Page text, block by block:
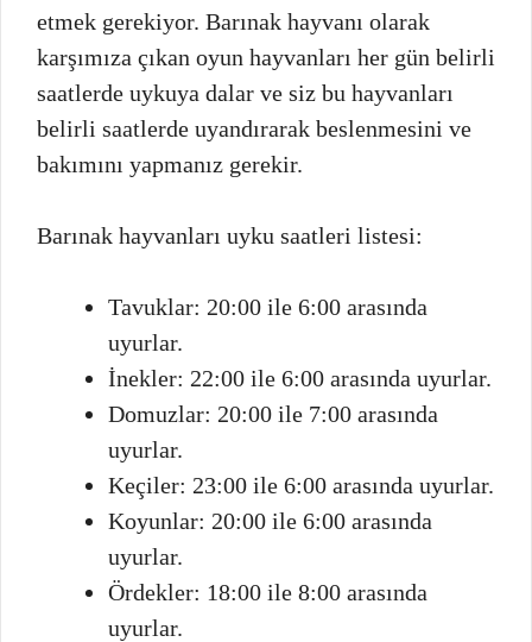
etmek gerekiyor. Barınak hayvanı olarak
karşımıza çıkan oyun hayvanları her gün belirli
saatlerde uykuya dalar ve siz bu hayvanları
belirli saatlerde uyandırarak beslenmesini ve
bakımını yapmanız gerekir.
Barınak hayvanları uyku saatleri listesi:
Tavuklar: 20:00 ile 6:00 arasında
uyurlar.
İnekler: 22:00 ile 6:00 arasında uyurlar.
Domuzlar: 20:00 ile 7:00 arasında
uyurlar.
Keçiler: 23:00 ile 6:00 arasında uyurlar.
Koyunlar: 20:00 ile 6:00 arasında
uyurlar.
Ördekler: 18:00 ile 8:00 arasında
uyurlar.